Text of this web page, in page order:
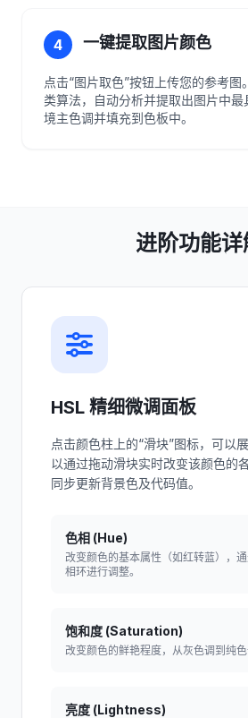
4 一键提取图片颜色
点击“图片取色”按钮上传您的参考图
类算法，自动分析并提取出图片中
境主色调并填充到色板中。
进阶功能详
HSL 精细微调面板
点击颜色柱上的“滑块”图标，可以
以通过拖动滑块实时改变该颜色的
同步更新背景色及代码值。
色相 (Hue)
改变颜色的基本属性（如红转蓝），
相环进行调整。
饱和度 (Saturation)
改变颜色的鲜艳程度，从灰色调到纯色
亮度 (Lightness)